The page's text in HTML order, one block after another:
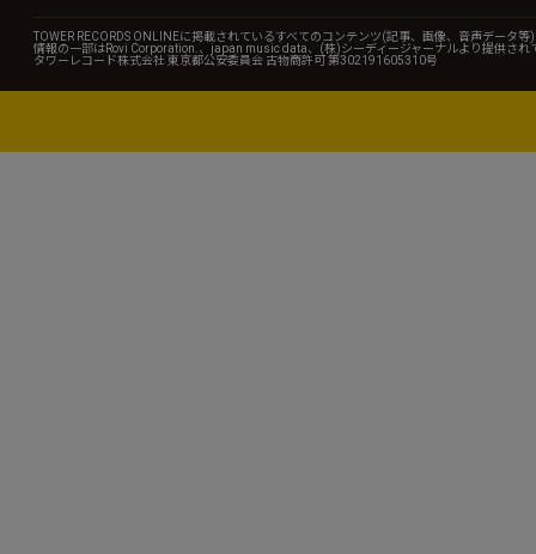
TOWER RECORDS ONLINEに掲載されているすべてのコンテンツ(記事、画像、音声データ
情報の一部はRovi Corporation.、japan music data、(株)シーディージャーナルより提供され
タワーレコード株式会社 東京都公安委員会 古物商許可 第302191605310号